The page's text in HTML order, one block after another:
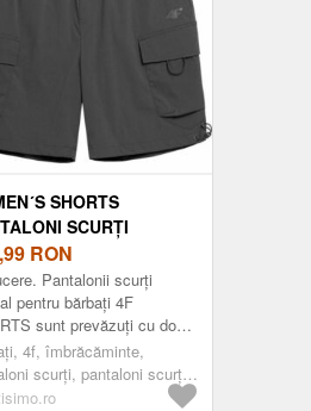
SHORTS
SCURȚI
GRI, MĂRIME
RON
Pantalonii scurți
pentru bărbați 4F
sunt prevăzuți cu două
cargo laterale, foarte
Se pot depozita
de str...
4f, îmbrăcăminte,
scurți, pantaloni scurți
liber, gri